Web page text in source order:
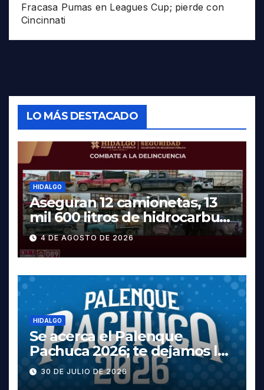
Fracasa Pumas en Leagues Cup; pierde con
Cincinnati
LO MÁS DESTACADO
HIDALGO
Aseguran 12 camionetas, 13
mil 600 litros de hidrocarburo
y dos vehículos robados en
Tula
4 DE AGOSTO DE 2026
HIDALGO
Se acerca el Palenque
Pachuca 2026; te dejamos la
cartelera completa, las
fechas y los precios
30 DE JULIO DE 2026